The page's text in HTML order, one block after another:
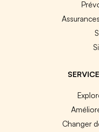
Changer